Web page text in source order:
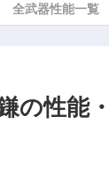
全武器性能一覧
の性能